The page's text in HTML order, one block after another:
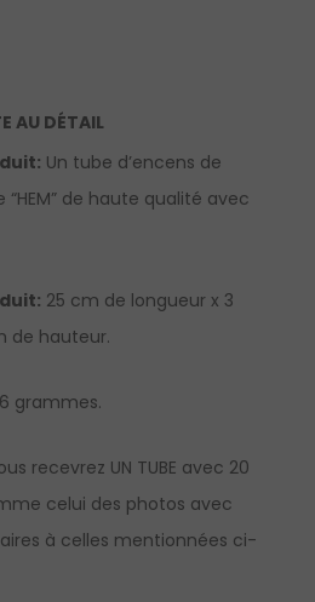
AU DÉTAIL
Un tube d’encens de
de haute qualité avec
25 cm de longueur x 3
de hauteur.
grammes.
recevrez UN TUBE avec 20
celui des photos avec
à celles mentionnées ci-